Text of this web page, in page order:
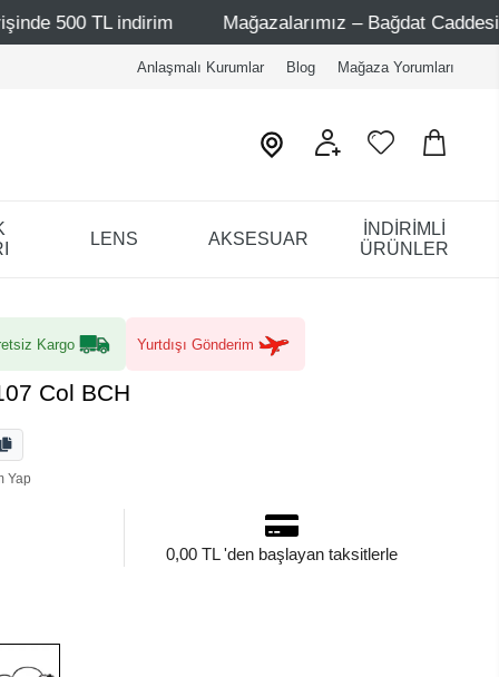
indirim Mağazalarımız – Bağdat Caddesi 1 -
Anlaşmalı Kurumlar Blog Mağaza Yorumları
LENS AKSESUAR
İNDİRİMLİ
ÜRÜNLER
Kargo Yurtdışı Gönderim
Col BCH
Yap
0,00 TL 'den başlayan taksitlerle